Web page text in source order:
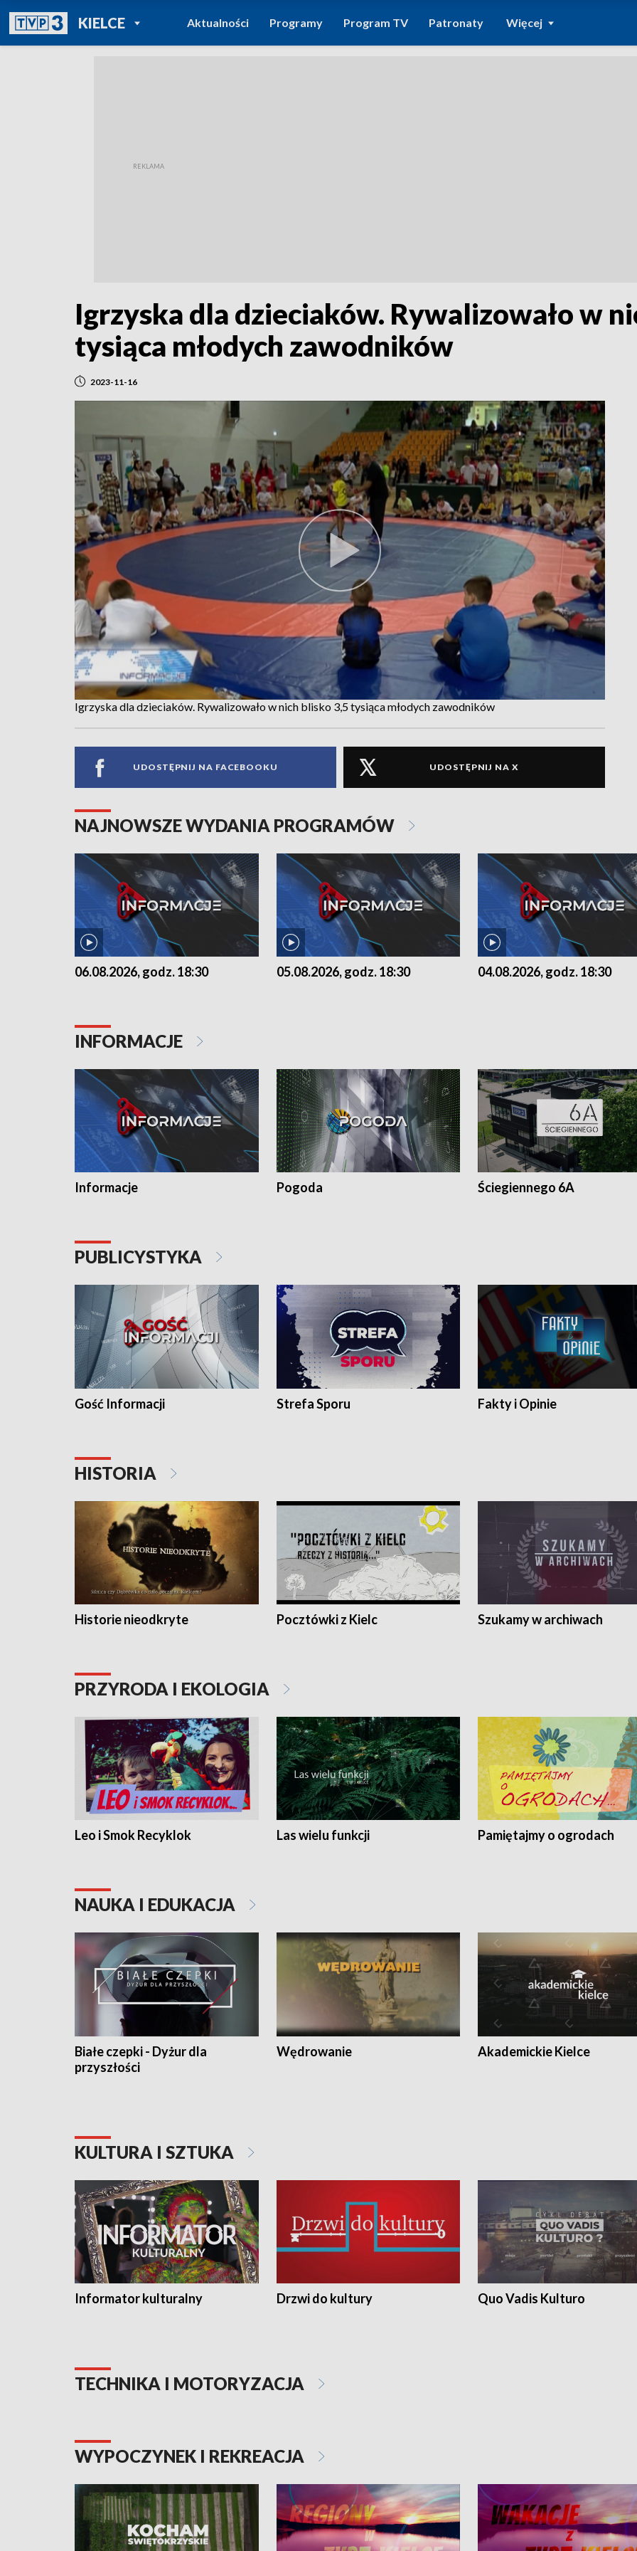
KIELCEPOWRÓT DO
TVP REGIONY
Aktualności Programy Program TV Patronaty Więcej
Igrzyska dla dzieciaków. Rywalizowało w
tysiąca młodych zawodników
2023-11-16
Igrzyska dla dzieciaków. Rywalizowało w nich blisko 3,5 tysiąca młodych zawodników
UDOSTĘPNIJ NA FACEBOOKU UDOSTĘPNIJ NA X
NAJNOWSZE WYDANIA PROGRAMÓW
06.08.2026, godz. 18:30 05.08.2026, godz. 18:30 04.08.2026, godz. 18:30
INFORMACJE
Informacje Pogoda Ściegiennego 6A
PUBLICYSTYKA
Gość Informacji Strefa Sporu Fakty i Opinie
HISTORIA
Historie nieodkryte Pocztówki z Kielc Szukamy w archiwach
PRZYRODA I EKOLOGIA
Leo i Smok Recyklok Las wielu funkcji Pamiętajmy o ogrodach
NAUKA I EDUKACJA
Białe czepki - Dyżur dla
przyszłości
Wędrowanie Akademickie Kielce
KULTURA I SZTUKA
Informator kulturalny Drzwi do kultury Quo Vadis Kulturo
TECHNIKA I MOTORYZACJA
WYPOCZYNEK I REKREACJA